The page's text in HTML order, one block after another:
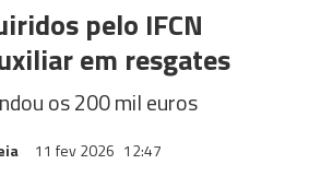
pelo IFCN
em resgates
os 200 mil euros
11 fev 2026 12:47